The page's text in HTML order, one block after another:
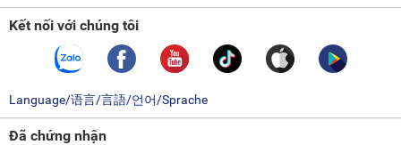
Kết nối với chúng tôi
Language/语言/言語/언어/Sprache
Đã chứng nhận